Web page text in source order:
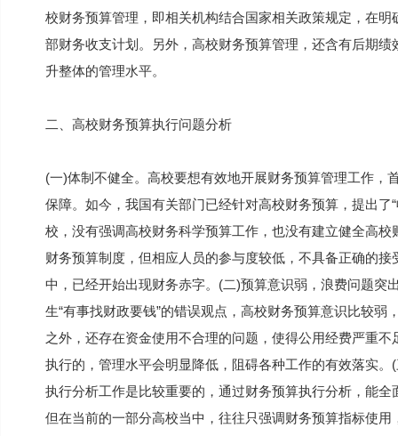
校财务预算管理，即相关机构结合国家相关政策规定，在
部财务收支计划。另外，高校财务预算管理，还含有后期
升整体的管理水平。
二、高校财务预算执行问题分析
(一)体制不健全。高校要想有效地开展财务预算管理工作
保障。如今，我国有关部门已经针对高校财务预算，提出
校，没有强调高校财务科学预算工作，也没有建立健全高
财务预算制度，但相应人员的参与度较低，不具备正确的
中，已经开始出现财务赤字。(二)预算意识弱，浪费问题突
生“有事找财政要钱”的错误观点，高校财务预算意识比较
之外，还存在资金使用不合理的问题，使得公用经费严重
执行的，管理水平会明显降低，阻碍各种工作的有效落实
执行分析工作是比较重要的，通过财务预算执行分析，能
但在当前的一部分高校当中，往往只强调财务预算指标使